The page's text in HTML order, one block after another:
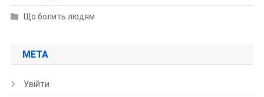
Що болить людям
МЕТА
Увійти